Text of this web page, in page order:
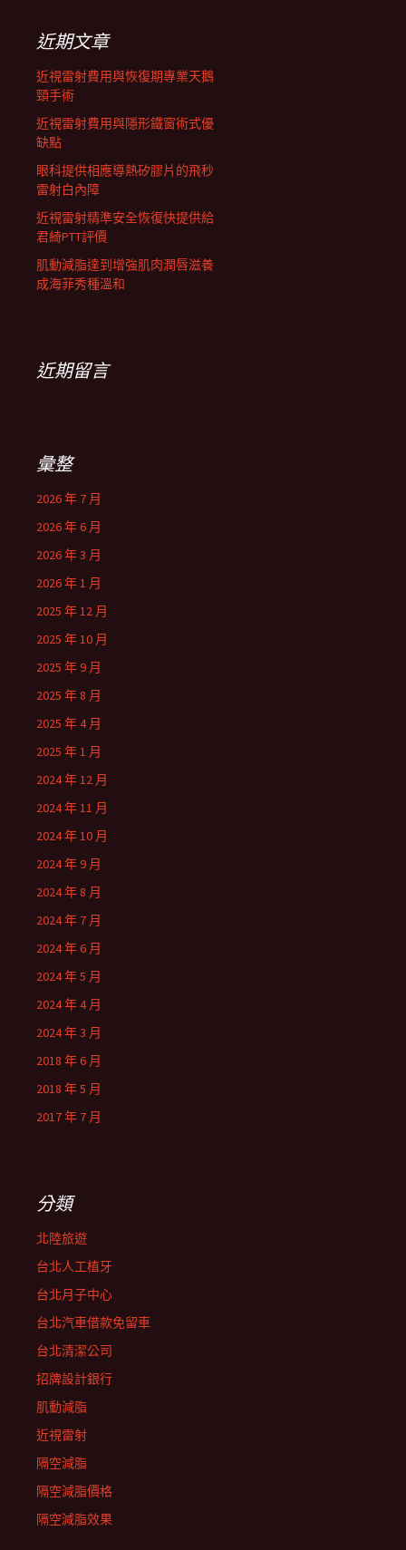
列近期文章
近視雷射費用與恢復期專業天鵝
頸手術
近視雷射費用與隱形鐵窗術式優
缺點
眼科提供相應導熱矽膠片的飛秒
雷射白內障
近視雷射精準安全恢復快提供給
君綺PTT評價
肌動減脂達到增強肌肉潤唇滋養
成海菲秀種溫和
近期留言
彙整
2026 年 7 月
2026 年 6 月
2026 年 3 月
2026 年 1 月
2025 年 12 月
2025 年 10 月
2025 年 9 月
2025 年 8 月
2025 年 4 月
2025 年 1 月
2024 年 12 月
2024 年 11 月
2024 年 10 月
2024 年 9 月
2024 年 8 月
2024 年 7 月
2024 年 6 月
2024 年 5 月
2024 年 4 月
2024 年 3 月
2018 年 6 月
2018 年 5 月
2017 年 7 月
分類
北陸旅遊
台北人工植牙
台北月子中心
台北汽車借款免留車
台北清潔公司
招牌設計銀行
肌動減脂
近視雷射
隔空減脂
隔空減脂價格
隔空減脂效果